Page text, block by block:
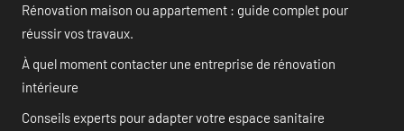
Rénovation maison ou appartement : guide complet pour
réussir vos travaux.
À quel moment contacter une entreprise de rénovation
intérieure
Conseils experts pour adapter votre espace sanitaire